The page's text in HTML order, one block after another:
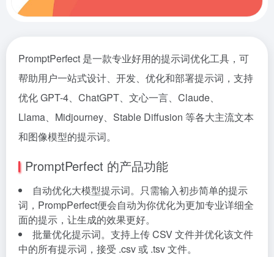
PromptPerfect 是一款专业好用的提示词优化工具，可
帮助用户一站式设计、开发、优化和部署提示词，支持
优化 GPT-4、ChatGPT、文心一言、Claude、
Llama、Midjourney、Stable Diffusion 等各大主流文本
和图像模型的提示词。
PromptPerfect 的产品功能
自动优化大模型提示词。只需输入初步简单的提示
词，PrompPerfect便会自动为你优化为更加专业详细全
面的提示，让生成的效果更好。
批量优化提示词。支持上传 CSV 文件并优化该文件
中的所有提示词，接受 .csv 或 .tsv 文件。